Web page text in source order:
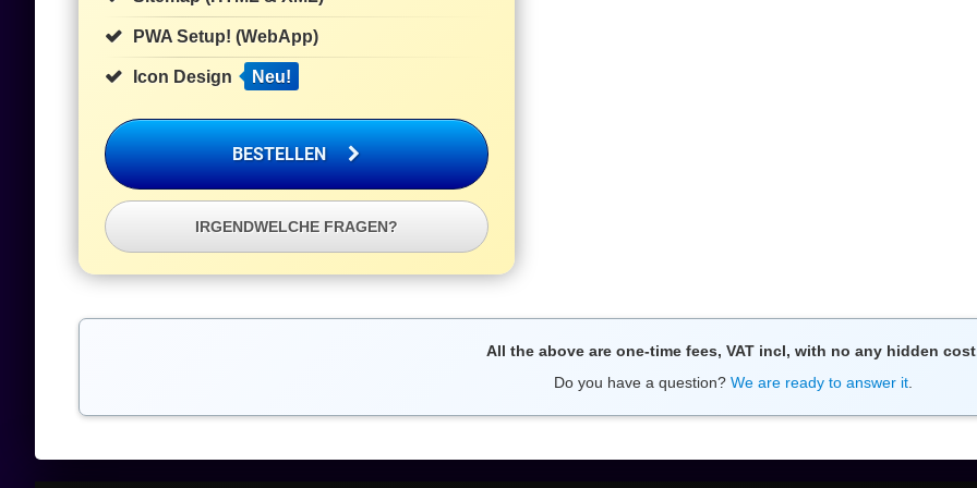
PWA Setup! (WebApp)
Icon Design Neu!
BESTELLEN
IRGENDWELCHE FRAGEN?
All the above are one-time fees, VAT incl, with no any hidden
Do you have a question? We are ready to answer it.